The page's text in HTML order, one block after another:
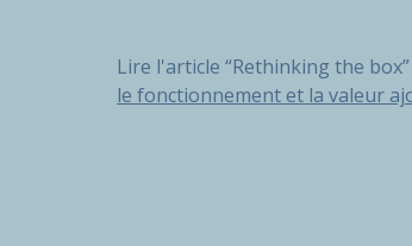
Lire l'article “Rethinking the
le fonctionnement et la valeur